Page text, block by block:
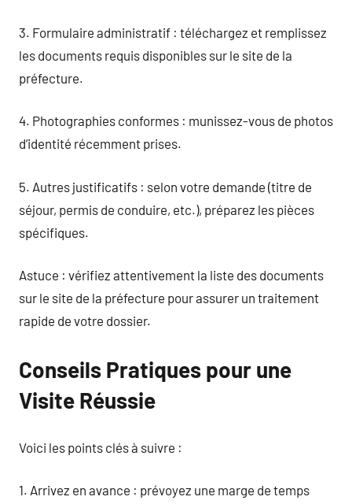
3. Formulaire administratif : téléchargez et remplissez
les documents requis disponibles sur le site de la
préfecture.
4. Photographies conformes : munissez-vous de photos
d’identité récemment prises.
5. Autres justificatifs : selon votre demande (titre de
séjour, permis de conduire, etc.), préparez les pièces
spécifiques.
Astuce : vérifiez attentivement la liste des documents
sur le site de la préfecture pour assurer un traitement
rapide de votre dossier.
Conseils Pratiques pour une
Visite Réussie
Voici les points clés à suivre :
1. Arrivez en avance : prévoyez une marge de temps